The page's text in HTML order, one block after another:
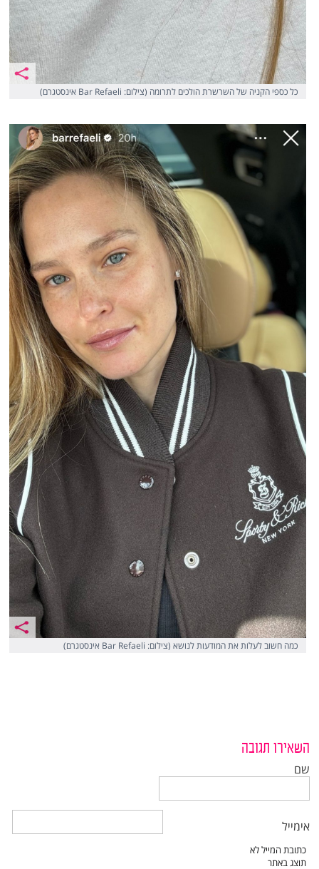
כל כספי הקניה של השרשרת הולכים לתרומה (צילום: Bar Refaeli אינסטגרם)
כמה חשוב לעלות את המודעות לנושא (צילום: Bar Refaeli אינסטגרם)
השאירו תגובה
שם
אימייל